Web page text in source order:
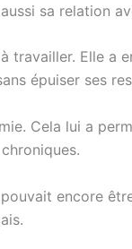
sa relation
Elle a
épuiser ses
Cela lui a
encore